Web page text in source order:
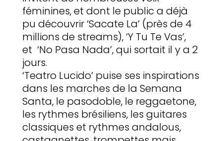
féminines, et dont le public a déjà
pu découvrir ‘Sacate La’ (près de 4
millions de streams), ‘Y Tu Te Vas’,
et ‘No Pasa Nada’, qui sortait il y a 2
jours.
‘Teatro Lucido’ puise ses inspirations
dans les marches de la Semana
Santa, le pasodoble, le reggaetone,
les rythmes brésiliens, les guitares
classiques et rythmes andalous,